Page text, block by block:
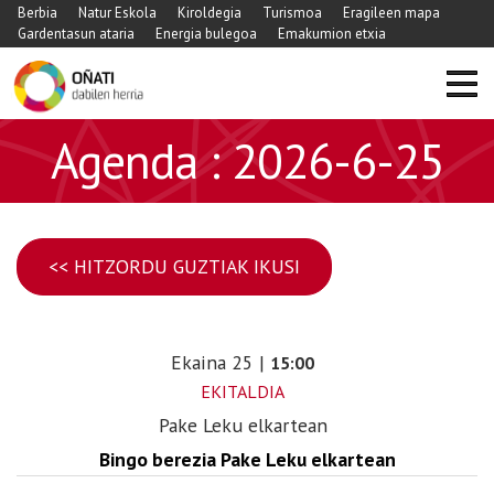
Berbia Natur Eskola Kiroldegia Turismoa
Eragileen mapa
Gardentasun ataria
Energia bulegoa Emakumion etxia
Agenda : 2026-6-25
<< HITZORDU GUZTIAK IKUSI
Ekaina 25 | 15:00
EKITALDIA
Pake Leku elkartean
Bingo berezia Pake Leku elkartean